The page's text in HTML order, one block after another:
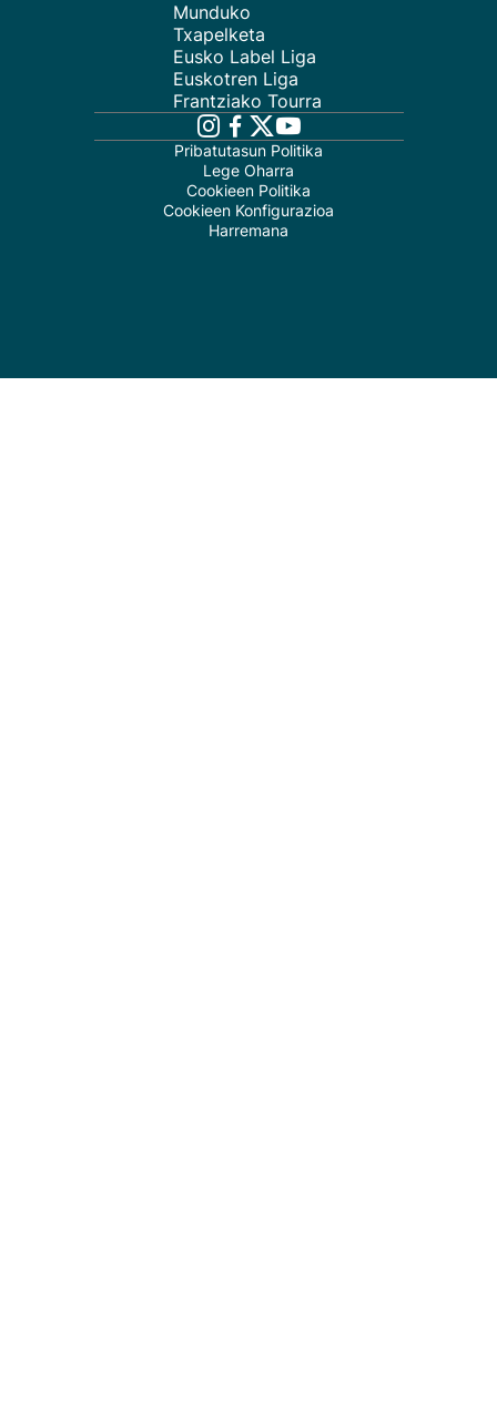
Munduko
Txapelketa
Eusko Label Liga
Euskotren Liga
Frantziako Tourra
Pribatutasun Politika
Lege Oharra
Cookieen Politika
Cookieen Konfigurazioa
Harremana